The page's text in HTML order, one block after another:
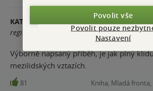
KATEŘINA DUŠKOVÁ
registrovaný uživatel
Výborně napsaný příběh, je jak plný
mezilidských vztazích.
81 Kniha, Mladá fronta,
Povolit vše
Povolit pouze
Nastavení